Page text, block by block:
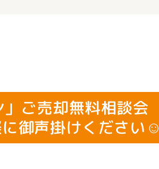
ご売却無料相談会
御声掛けください☺